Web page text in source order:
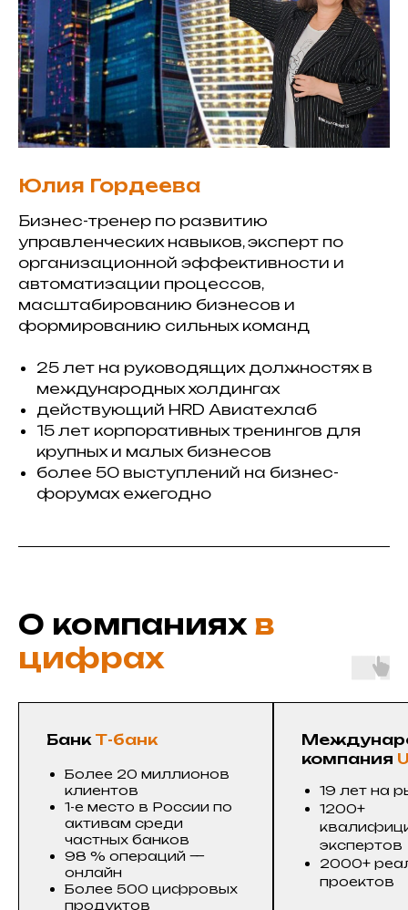
Юлия Гордеева
Бизнес-тренер по развитию
управленческих навыков, эксперт по
организационной эффективности и
автоматизации процессов,
масштабированию бизнесов и
формированию сильных команд
25 лет на руководящих должностях в
международных холдингах
действующий НRD Авиатехлаб
15 лет корпоративных тренингов для
крупных и малых бизнесов
более 50 выступлений на бизнес-
форумах ежегодно
О компаниях в
цифрах
БанкТ-банк
Более 20 миллионов
клиентов
1-е место в России по
активам среди
частных банков
98 % операций —
онлайн
Более 500 цифровых
продуктов
компания
19 лет на
1200+
экспертов
2000+
проектов